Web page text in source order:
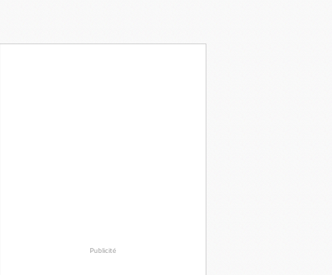
Publicité